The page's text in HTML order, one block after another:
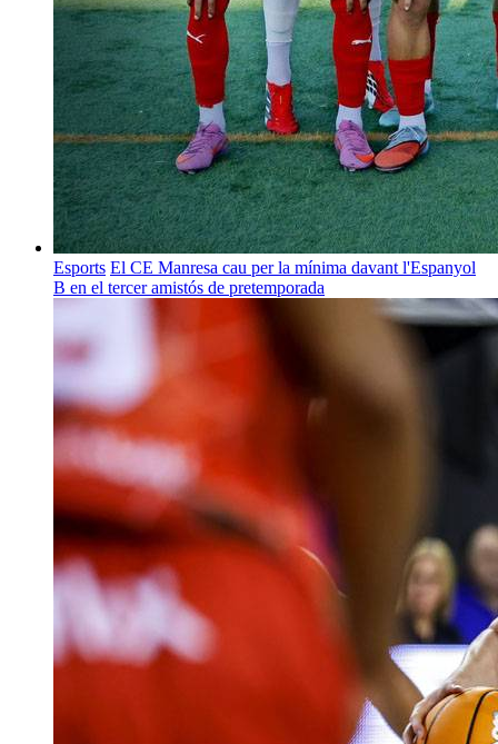
Esports El CE Manresa cau per la mínima davant l'Espanyol
B en el tercer amistós de pretemporada